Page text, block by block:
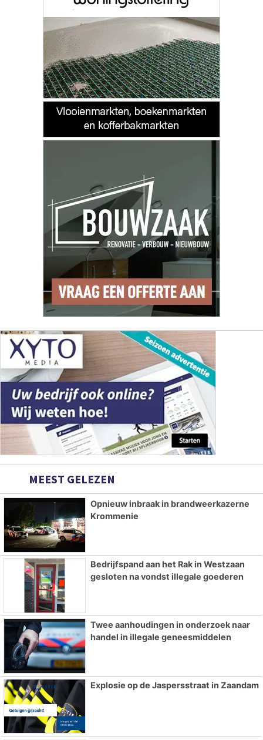
MEEST GELEZEN
Opnieuw inbraak in brandweerkazerne
Krommenie
Bedrijfspand aan het Rak in Westzaan
gesloten na vondst illegale goederen
Twee aanhoudingen in onderzoek naar
handel in illegale geneesmiddelen
Explosie op de Jaspersstraat in Zaandam